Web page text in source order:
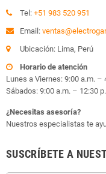
Tel: +51 983 520 951
Email:
Ubicación: Lima, Perú
Horario de atención
Lunes a Viernes: 9:00 a.m. –
Sábados: 9:00 a.m. – 12:30
¿Necesitas asesoría?
Nuestros especialistas te
SUSCRÍBETE A